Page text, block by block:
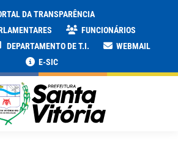
DA TRANSPARÊNCIA
FUNCIONÁRIOS
DEPARTAMENTO DE T.I.
WEBMAIL
E-SIC